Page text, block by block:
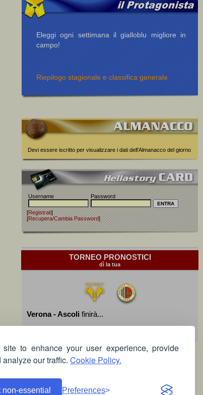
to enhance your user experience, provide
our traffic. Cookie Policy.
non-essential Preferences
Eleggi ogni settimana il gialloblu migliore in
campo!
Riepilogo stagionale e classifica generale
Devi essere iscritto per visualizzare i dati dell'Almanacco del giorno
Username Password
[Registrati]
[Recupera/Cambia Password]
TORNEO PRONOSTICI
dì la tua
Verona - Ascoli finirà...